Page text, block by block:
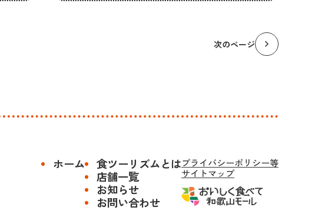
次のページ chevron_right
ホーム
食ツーリズムとは
店舗一覧
お知らせ
お問い合わせ
プライバシーポリシー等
サイトマップ